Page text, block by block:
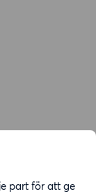
part för att ge